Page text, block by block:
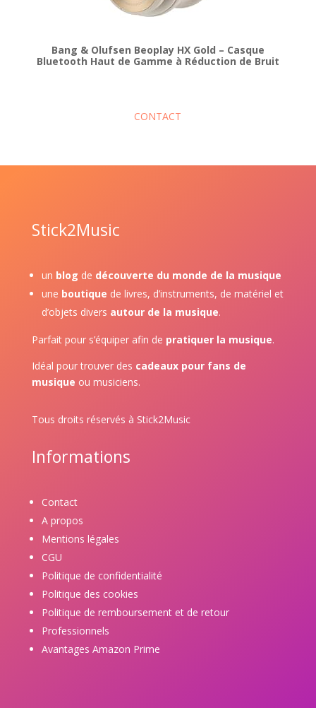
Bang & Olufsen Beoplay HX Gold – Casque
Bluetooth Haut de Gamme à Réduction de Bruit
CONTACT
Stick2Music
un blog de découverte du monde de la musique
une boutique de livres, d’instruments, de matériel et
d’objets divers autour de la musique.
Parfait pour s’équiper afin de pratiquer la musique.
Idéal pour trouver des cadeaux pour fans de
musique ou musiciens.
Tous droits réservés à Stick2Music
Informations
Contact
A propos
Mentions légales
CGU
Politique de confidentialité
Politique des cookies
Politique de remboursement et de retour
Professionnels
Avantages Amazon Prime